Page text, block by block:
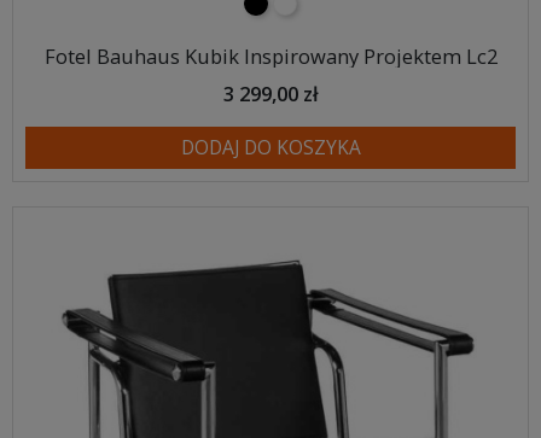
Fotel Bauhaus Kubik Inspirowany Projektem Lc2
3 299,00 zł
DODAJ DO KOSZYKA